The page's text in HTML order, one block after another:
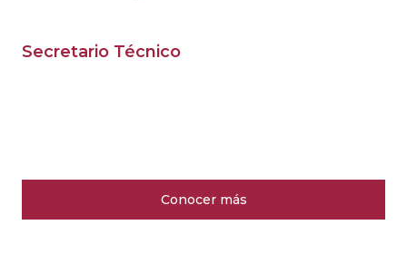
Secretario Técnico
Conocer más